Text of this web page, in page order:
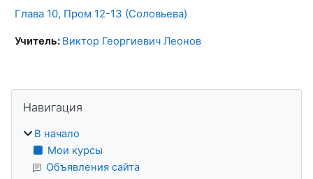
Глава 10, Пром 12-13 (Соловьева)
Учитель: Виктор Георгиевич Леонов
Блоки
Навигация
В начало
Мои курсы
Объявления сайта